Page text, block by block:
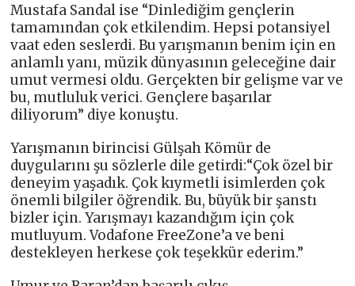
Mustafa Sandal ise “Dinlediğim gençlerin
tamamından çok etkilendim. Hepsi potansiyel
vaat eden seslerdi. Bu yarışmanın benim için en
anlamlı yanı, müzik dünyasının geleceğine dair
umut vermesi oldu. Gerçekten bir gelişme var ve
bu, mutluluk verici. Gençlere başarılar
diliyorum” diye konuştu.
Yarışmanın birincisi Gülşah Kömür de
duygularını şu sözlerle dile getirdi:“Çok özel bir
deneyim yaşadık. Çok kıymetli isimlerden çok
önemli bilgiler öğrendik. Bu, büyük bir şanstı
bizler için. Yarışmayı kazandığım için çok
mutluyum. Vodafone FreeZone’a ve beni
destekleyen herkese çok teşekkür ederim.”